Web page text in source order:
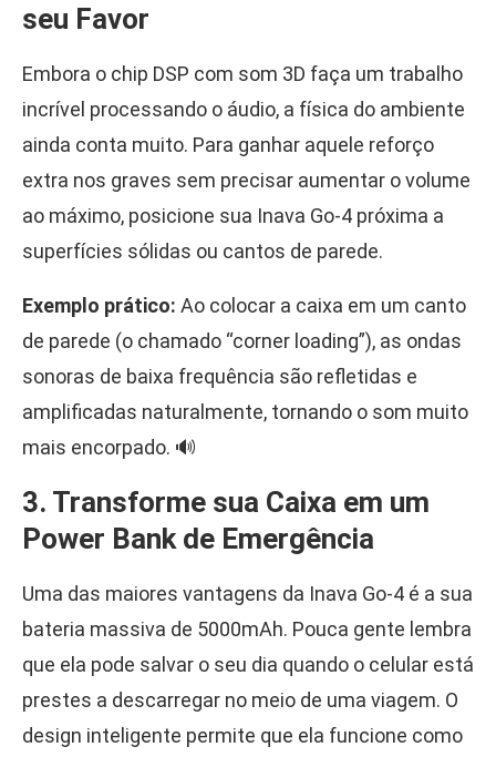
seu Favor
Embora o chip DSP com som 3D faça um trabalho
incrível processando o áudio, a física do ambiente
ainda conta muito. Para ganhar aquele reforço
extra nos graves sem precisar aumentar o volume
ao máximo, posicione sua Inava Go-4 próxima a
superfícies sólidas ou cantos de parede.
Exemplo prático: Ao colocar a caixa em um canto
de parede (o chamado “corner loading”), as ondas
sonoras de baixa frequência são refletidas e
amplificadas naturalmente, tornando o som muito
mais encorpado. 🔊
3. Transforme sua Caixa em um
Power Bank de Emergência
Uma das maiores vantagens da Inava Go-4 é a sua
bateria massiva de 5000mAh. Pouca gente lembra
que ela pode salvar o seu dia quando o celular está
prestes a descarregar no meio de uma viagem. O
design inteligente permite que ela funcione como